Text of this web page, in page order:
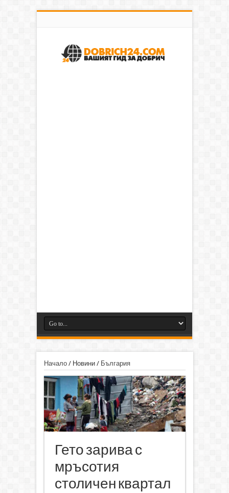
Начало/ Новини/ България
Гето зарива с
мръсотия
столичен квартал